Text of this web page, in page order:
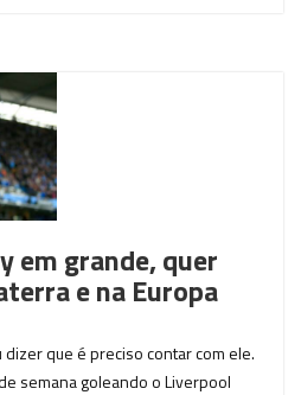
em grande, quer
e na Europa
que é preciso contar com ele.
semana goleando o Liverpool